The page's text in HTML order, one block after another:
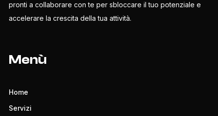
pronti a collaborare con te per sbloccare il tuo potenziale e
accelerare la crescita della tua attività.
Menù
Home
Servizi